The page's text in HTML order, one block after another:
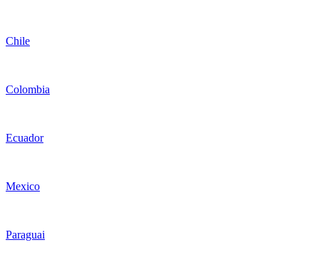
Chile
Colombia
Ecuador
Mexico
Paraguai